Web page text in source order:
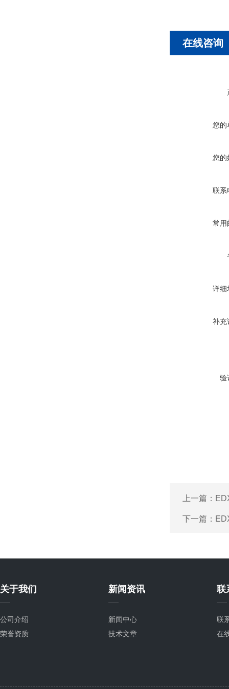
在线咨询
您的
您的
联系
常用
详细
补充
验
上一篇：
下一篇：
关于我们
公司介绍
荣誉资质
新闻资讯
新闻中心
技术文章
联
联
在